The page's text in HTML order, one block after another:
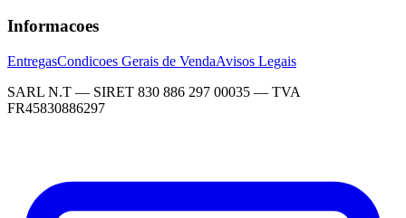
Informacoes
EntregasCondicoes Gerais de VendaAvisos Legais
SARL N.T — SIRET 830 886 297 00035 — TVA
FR45830886297